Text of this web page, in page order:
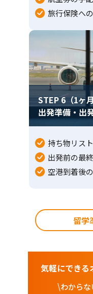
旅行保険へ
STEP 6（1ヶ
出発準備・出
持ち物リス
出発前の最
空港到着後
留学
気軽にできる
\わから